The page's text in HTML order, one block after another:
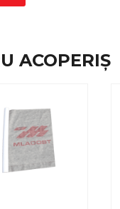
ACOPERIȘ